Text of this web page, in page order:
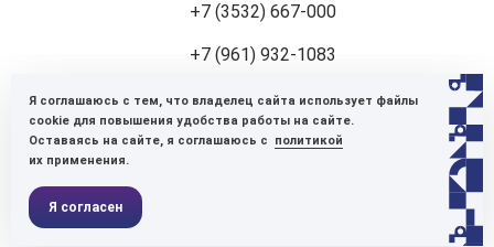
+7 (3532) 667-000
+7 (961) 932-1083
460048, г. Оренбург, ул. Авторемонтная, 8
Я соглашаюсь с тем, что владелец сайта использует файлы
cookie для повышения удобства работы на сайте.
Оставаясь на сайте, я соглашаюсь с политикой
их применения.
Я согласен